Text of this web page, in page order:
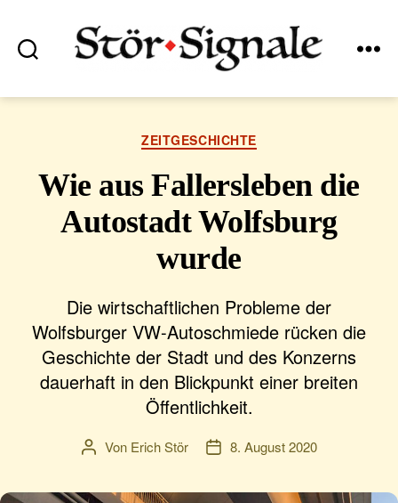
Kategorien
ZEITGESCHICHTE
Wie aus Fallersleben die
Autostadt Wolfsburg
wurde
Die wirtschaftlichen Probleme der
Wolfsburger VW-Autoschmiede rücken die
Geschichte der Stadt und des Konzerns
dauerhaft in den Blickpunkt einer breiten
Öffentlichkeit.
Beitragsautor
Von Erich Stör Veröffentlichungsdatum
8. August 2020